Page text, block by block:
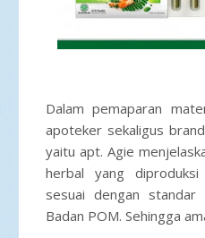
Dalam pemaparan
apoteker sekaligus
yaitu apt. Agie
herbal yang
sesuai dengan
Badan POM. Sehingga